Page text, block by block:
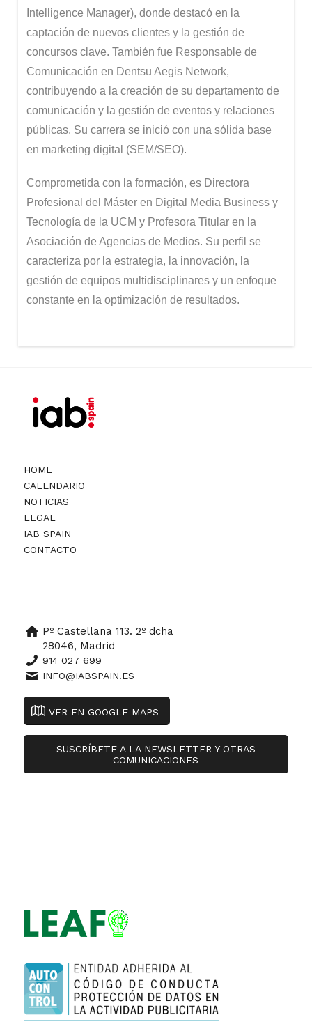
Intelligence Manager), donde destacó en la
captación de nuevos clientes y la gestión de
concursos clave. También fue Responsable de
Comunicación en Dentsu Aegis Network,
contribuyendo a la creación de su departamento de
comunicación y la gestión de eventos y relaciones
públicas. Su carrera se inició con una sólida base
en marketing digital (SEM/SEO).
Comprometida con la formación, es Directora
Profesional del Máster en Digital Media Business y
Tecnología de la UCM y Profesora Titular en la
Asociación de Agencias de Medios. Su perfil se
caracteriza por la estrategia, la innovación, la
gestión de equipos multidisciplinares y un enfoque
constante en la optimización de resultados.
HOME
CALENDARIO
NOTICIAS
LEGAL
IAB SPAIN
CONTACTO
Pº Castellana 113. 2º dcha
28046, Madrid
914 027 699
INFO@IABSPAIN.ES
VER EN GOOGLE MAPS
SUSCRÍBETE A LA NEWSLETTER Y OTRAS
COMUNICACIONES